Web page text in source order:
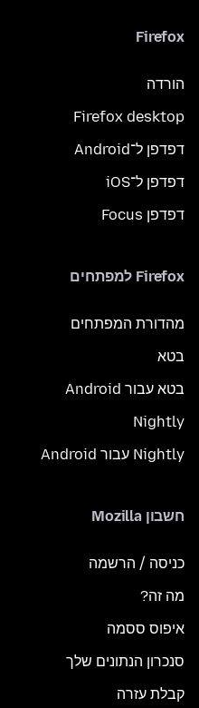
Firefox
הורדה
Firefox desktop
דפדפן ל־Android
דפדפן ל־iOS
דפדפן Focus
Firefox למפתחים
מהדורת המפתחים
בטא
בטא עבור Android
Nightly
Nightly עבור Android
חשבון Mozilla
כניסה / הרשמה
מה זה?
איפוס ססמה
סנכרון הנתונים שלך
קבלת עזרה